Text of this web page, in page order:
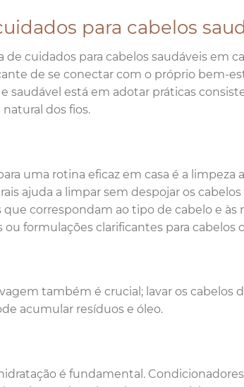
para cabelos
cuidados para cabelos saudáveis em
de se conectar com o próprio bem-
saudável está em adotar práticas
dos fios.
uma rotina eficaz em casa é a
ajuda a limpar sem despojar os
correspondam ao tipo de cabelo e às
ou formulações clarificantes para cabelos
também é crucial; lavar os cabelos
acumular resíduos e óleo.
é fundamental.